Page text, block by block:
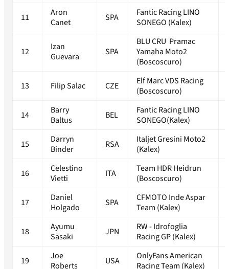
11
Aron
Canet
SPA
Fantic Racing LINO
SONEGO (Kalex)
12
Izan
Guevara
SPA
BLU CRU Pramac
Yamaha Moto2
(Boscoscuro)
13 Filip Salac CZE
Elf Marc VDS Racing
(Boscoscuro)
14
Barry
Baltus
BEL
Fantic Racing LINO
SONEGO(Kalex)
15
Darryn
Binder
RSA
Italjet Gresini Moto2
(Kalex)
16
Celestino
Vietti
ITA
Team HDR Heidrun
(Boscoscuro)
17
Daniel
Holgado
SPA
CFMOTO Inde Aspar
Team (Kalex)
18
Ayumu
Sasaki
JPN
RW - Idrofoglia
Racing GP (Kalex)
19
Joe
Roberts
USA
OnlyFans American
Racing Team (Kalex)